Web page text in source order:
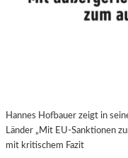
Hannes Hofbauer zeigt in
Länder „Mit EU-Sanktionen
mit kritischem Fazit